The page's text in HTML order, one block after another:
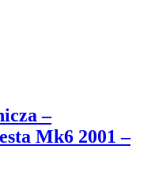
–
Mk6 2001 –